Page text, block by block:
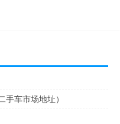
车市场地址）